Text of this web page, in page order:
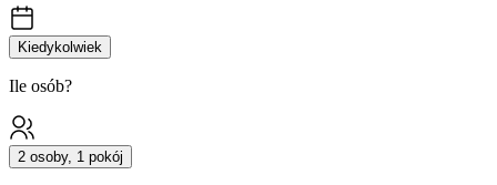
Kiedykolwiek
Ile osób?
2 osoby, 1 pokój